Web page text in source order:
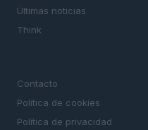
Últimas noticias
Think
Contacto
Politica de cookies
Política de privacidad